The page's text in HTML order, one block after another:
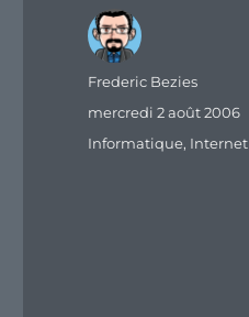
Auteur
Frederic Bezies
Publié
mercredi 2 août 2006
Catégories
Informatique, Internet